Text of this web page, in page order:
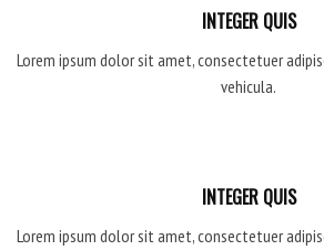
INTEGER QUIS
Lorem ipsum dolor sit amet, consectetuer
vehicula.
INTEGER QUIS
Lorem ipsum dolor sit amet, consectetuer